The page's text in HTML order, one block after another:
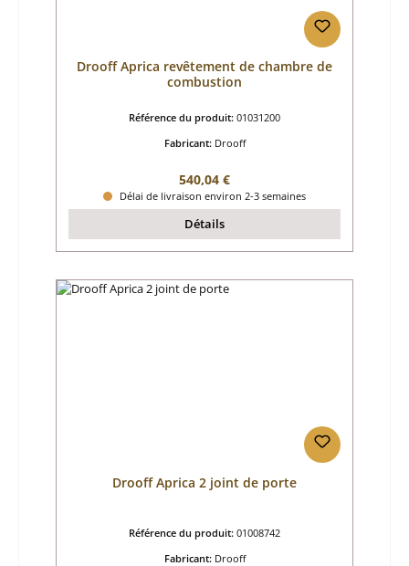
Drooff Aprica revêtement de chambre de
combustion
Référence du produit: 01031200
Fabricant: Drooff
Prix régulier :
540,04 €
Délai de livraison environ 2-3 semaines
Détails
Drooff Aprica 2 joint de porte
Référence du produit: 01008742
Fabricant: Drooff